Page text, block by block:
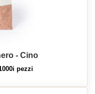
- Cino
pezzi